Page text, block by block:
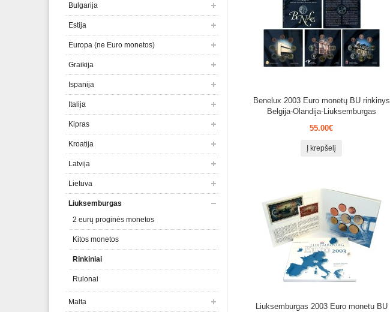
Bulgarija
Estija
Europa (ne Euro monetos)
Graikija
Ispanija
Italija
Kipras
Kroatija
Latvija
Lietuva
Liuksemburgas
2 eurų proginės monetos
Kitos monetos
Rinkiniai
Rulonai
Malta
Benelux 2003 Euro monetų BU rinkinys
Belgija-Olandija-Liuksemburgas
55.00€
Į krepšelį
Liuksemburgas 2003 Euro monetu BU